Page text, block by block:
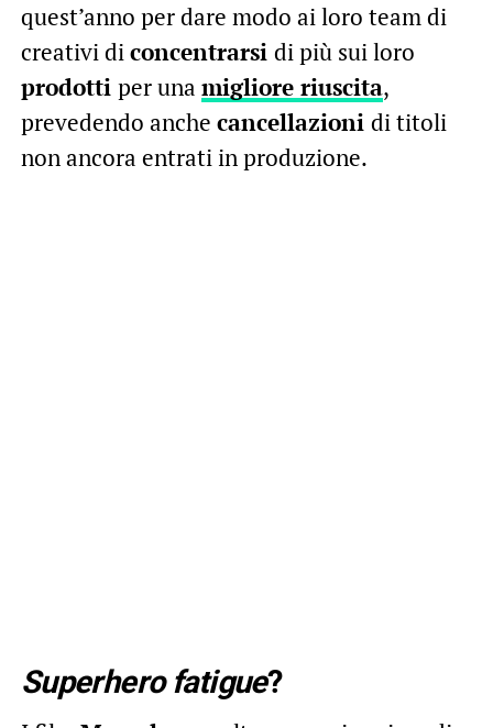
quest’anno per dare modo ai loro team di
creativi diconcentrarsi di più sui loro
prodotti per una migliore riuscita,
prevedendo anche cancellazioni di titoli
non ancora entrati in produzione.
Superhero fatigue?